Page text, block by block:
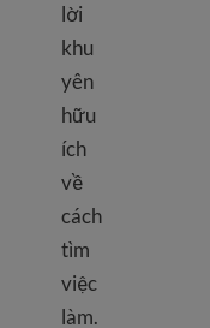
lời
khu
yên
hữu
ích
về
cách
tìm
việc
làm.